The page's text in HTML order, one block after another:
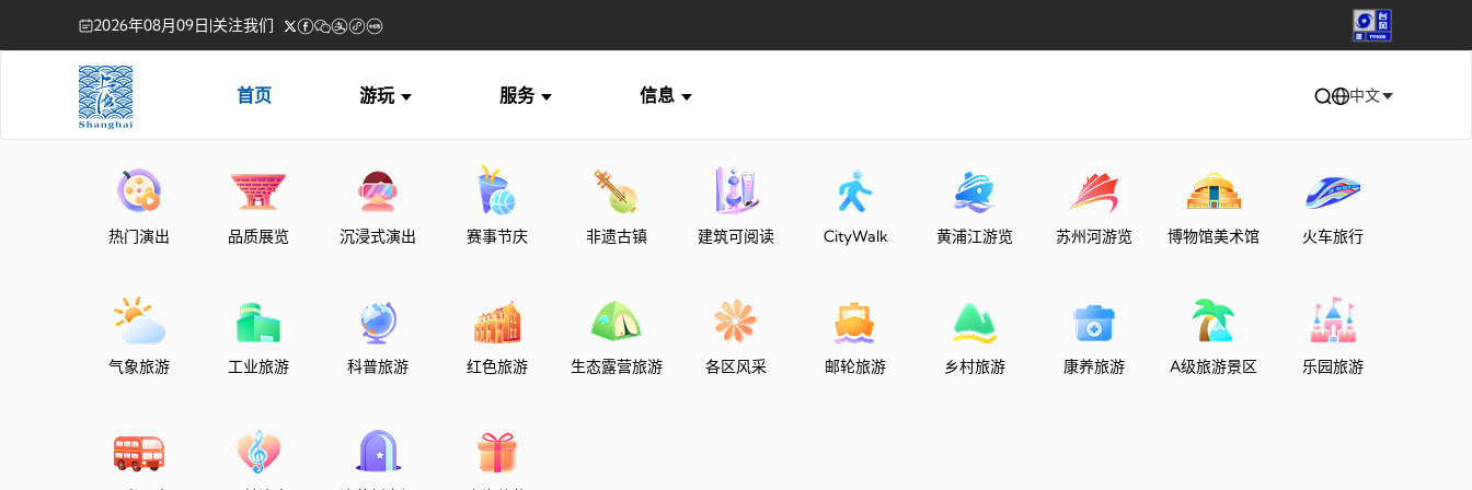
2026年08月09日|关注我们
首页 游玩 服务 信息 中文
热门演出 品质展览 沉浸式演出 赛事节庆 非遗古镇 建筑可阅读 CityWalk 黄浦江游览 苏州河游览 博物馆美术馆 火车旅行
气象旅游 工业旅游 科普旅游 红色旅游 生态露营旅游 各区风采 邮轮旅游 乡村旅游 康养旅游 A级旅游景区 乐园旅游